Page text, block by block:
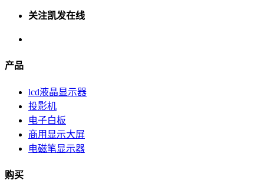
关注凯发在线
产品
lcd液晶显示器
投影机
电子白板
商用显示大屏
电磁笔显示器
购买